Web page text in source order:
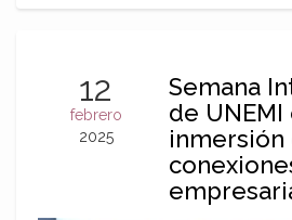
12
febrero
2025
Semana
de UNEMI
inmersión